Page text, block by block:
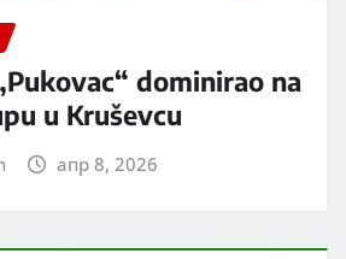
dominirao na
u Kruševcu
апр 8, 2026